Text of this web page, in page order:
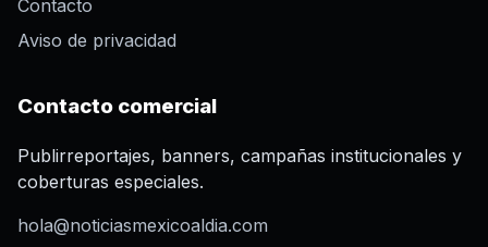
Contacto
Aviso de privacidad
Contacto comercial
Publirreportajes, banners, campañas institucionales y
coberturas especiales.
hola@noticiasmexicoaldia.com